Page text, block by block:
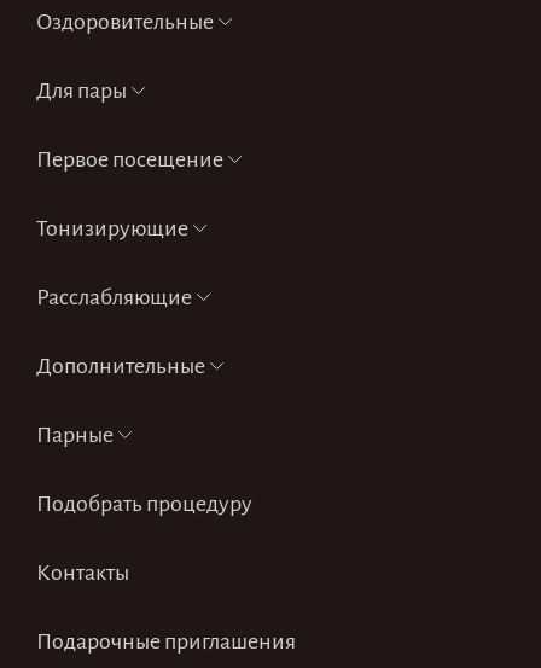
Оздоровительные
Для пары
Первое посещение
Тонизирующие
Расслабляющие
Дополнительные
Парные
Подобрать процедуру
Контакты
Подарочные приглашения